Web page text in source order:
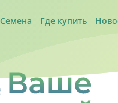
Семена Где купить